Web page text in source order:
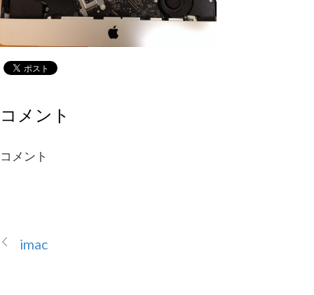
コメント
コメント
imac